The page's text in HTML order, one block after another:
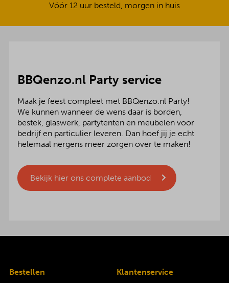
Vóór 12 uur besteld, morgen in huis
BBQenzo.nl Party service
Maak je feest compleet met BBQenzo.nl Party!
We kunnen wanneer de wens daar is borden,
bestek, glaswerk, partytenten en meubelen voor
bedrijf en particulier leveren. Dan hoef jij je echt
helemaal nergens meer zorgen over te maken!
Bekijk hier ons complete aanbod
Bestellen
Klantenservice